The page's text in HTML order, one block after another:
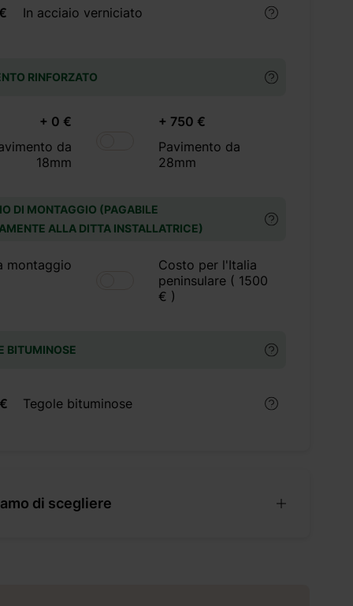
In acciaio verniciato
RINFORZATO
+ 0 €
da
18mm
+ 750 €
Pavimento da
28mm
DI MONTAGGIO (PAGABILE
ALLA DITTA INSTALLATRICE)
montaggio
Costo per l'Italia
peninsulare ( 1500
€ )
BITUMINOSE
Tegole bituminose
di scegliere